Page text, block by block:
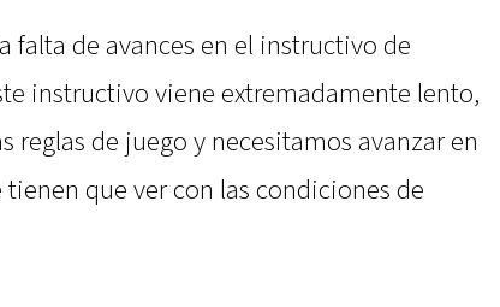
falta de avances en el instructivo de
instructivo viene extremadamente lento,
reglas de juego y necesitamos avanzar en
que ver con las condiciones de